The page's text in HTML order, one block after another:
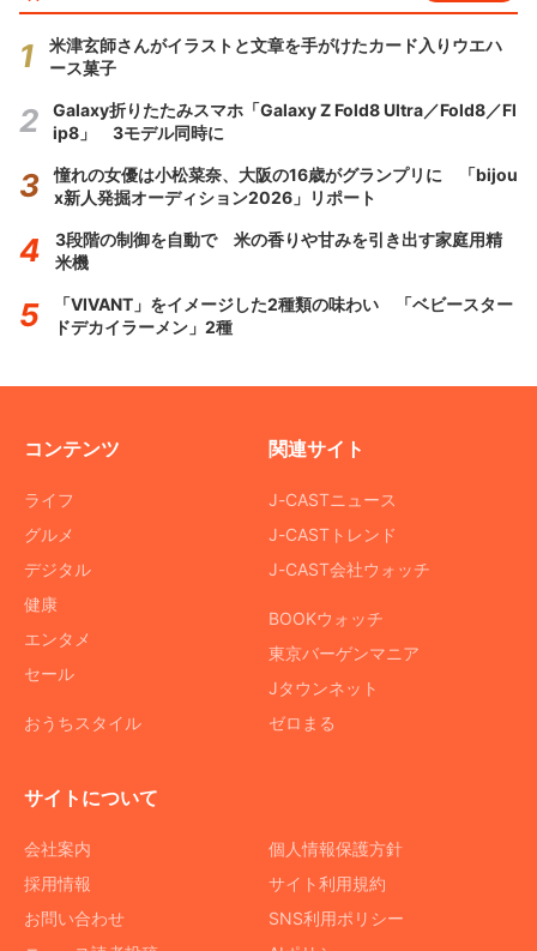
米津玄師さんがイラストと文章を手がけたカード入りウエハ
ース菓子
Galaxy折りたたみスマホ「Galaxy Z Fold8 Ultra／Fold8／Fl
ip8」 3モデル同時に
憧れの女優は小松菜奈、大阪の16歳がグランプリに 「bijou
x新人発掘オーディション2026」リポート
3段階の制御を自動で 米の香りや甘みを引き出す家庭用精
米機
「VIVANT」をイメージした2種類の味わい 「ベビースター
ドデカイラーメン」2種
コンテンツ
ライフ
グルメ
デジタル
健康
エンタメ
セール
おうちスタイル
関連サイト
J-CASTニュース
J-CASTトレンド
J-CAST会社ウォッチ
BOOKウォッチ
東京バーゲンマニア
Jタウンネット
ゼロまる
サイトについて
会社案内
採用情報
お問い合わせ
個人情報保護方針
サイト利用規約
SNS利用ポリシー